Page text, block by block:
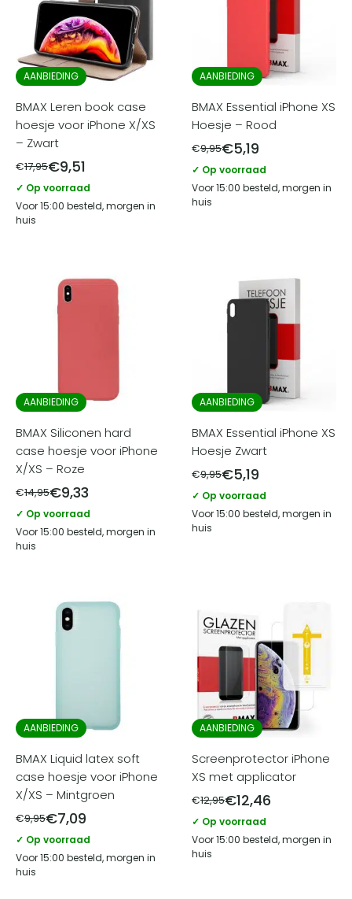
AANBIEDING
BMAX Leren book case
hoesje voor iPhone X/XS
– Zwart
€17,95€9,51
✓ Op voorraad
Voor 15:00 besteld, morgen in
huis
AANBIEDING
BMAX Essential iPhone XS
Hoesje – Rood
€9,95€5,19
✓ Op voorraad
Voor 15:00 besteld, morgen in
huis
AANBIEDING
BMAX Siliconen hard
case hoesje voor iPhone
X/XS – Roze
€14,95€9,33
✓ Op voorraad
Voor 15:00 besteld, morgen in
huis
AANBIEDING
BMAX Essential iPhone XS
Hoesje Zwart
€9,95€5,19
✓ Op voorraad
Voor 15:00 besteld, morgen in
huis
AANBIEDING
BMAX Liquid latex soft
case hoesje voor iPhone
X/XS – Mintgroen
€9,95€7,09
✓ Op voorraad
Voor 15:00 besteld, morgen in
huis
AANBIEDING
Screenprotector iPhone
XS met applicator
€12,95€12,46
✓ Op voorraad
Voor 15:00 besteld, morgen in
huis